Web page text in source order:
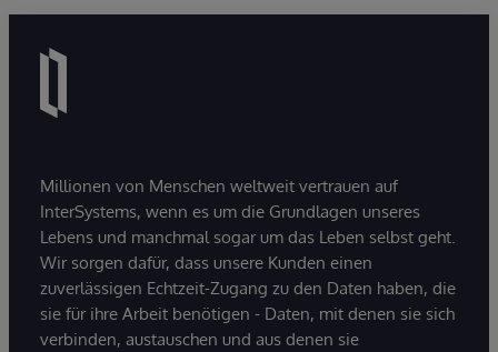
Millionen von Menschen weltweit vertrauen auf
InterSystems, wenn es um die Grundlagen unseres
Lebens und manchmal sogar um das Leben selbst geht.
Wir sorgen dafür, dass unsere Kunden einen
zuverlässigen Echtzeit-Zugang zu den Daten haben, die
sie für ihre Arbeit benötigen - Daten, mit denen sie sich
verbinden, austauschen und aus denen sie